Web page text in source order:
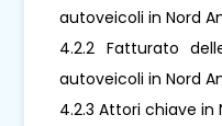
autoveicoli in Nord
4.2.2 Fatturato
autoveicoli in Nord
4.2.3 Attori chiave in